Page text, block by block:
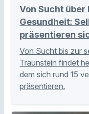
Von Sucht über
Gesundheit:
präsentieren
Von Sucht bis zur
Traunstein findet
dem sich rund 15
präsentieren.